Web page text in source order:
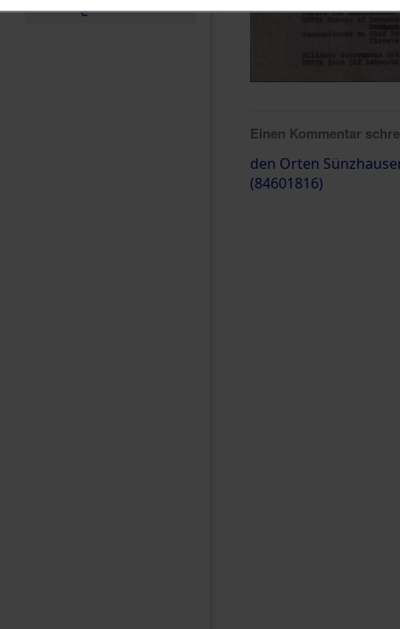
e
Einen Kommentar
den Orten
(84601816)